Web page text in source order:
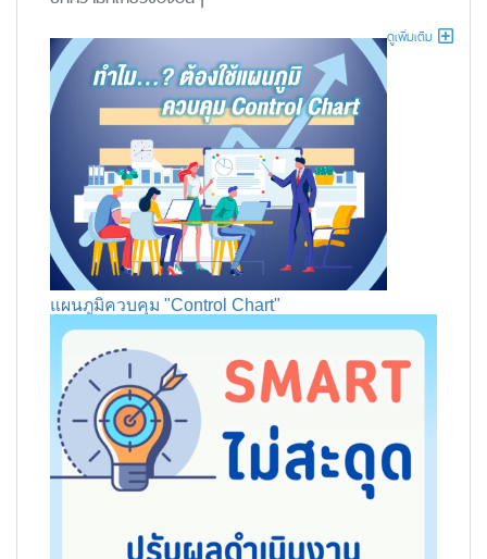
ดูเพิ่มเติม
แผนภูมิควบคุม "Control Chart"